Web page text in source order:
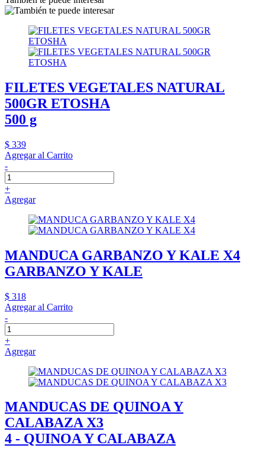
FILETES VEGETALES NATURAL
500GR ETOSHA
500 g
$ 339
Agregar al Carrito
-
+
Agregar
MANDUCA GARBANZO Y KALE X4
GARBANZO Y KALE
$ 318
Agregar al Carrito
-
+
Agregar
MANDUCAS DE QUINOA Y
CALABAZA X3
4 - QUINOA Y CALABAZA